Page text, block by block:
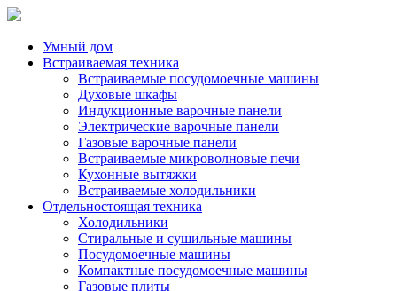
Умный дом
Встраиваемая техника
Встраиваемые посудомоечные машины
Духовые шкафы
Индукционные варочные панели
Электрические варочные панели
Газовые варочные панели
Встраиваемые микроволновые печи
Кухонные вытяжки
Встраиваемые холодильники
Отдельностоящая техника
Холодильники
Стиральные и сушильные машины
Посудомоечные машины
Компактные посудомоечные машины
Газовые плиты